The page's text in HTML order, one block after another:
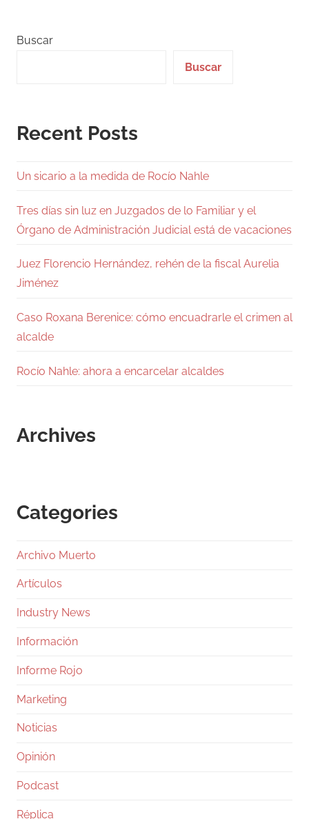
Buscar
Buscar
Recent Posts
Un sicario a la medida de Rocío Nahle
Tres días sin luz en Juzgados de lo Familiar y el
Órgano de Administración Judicial está de vacaciones
Juez Florencio Hernández, rehén de la fiscal Aurelia
Jiménez
Caso Roxana Berenice: cómo encuadrarle el crimen al
alcalde
Rocío Nahle: ahora a encarcelar alcaldes
Archives
Categories
Archivo Muerto
Artículos
Industry News
Información
Informe Rojo
Marketing
Noticias
Opinión
Podcast
Réplica